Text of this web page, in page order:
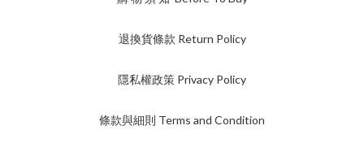
退換貨條款 Return Policy
隱私權政策 Privacy Policy
條款與細則 Terms and Condition